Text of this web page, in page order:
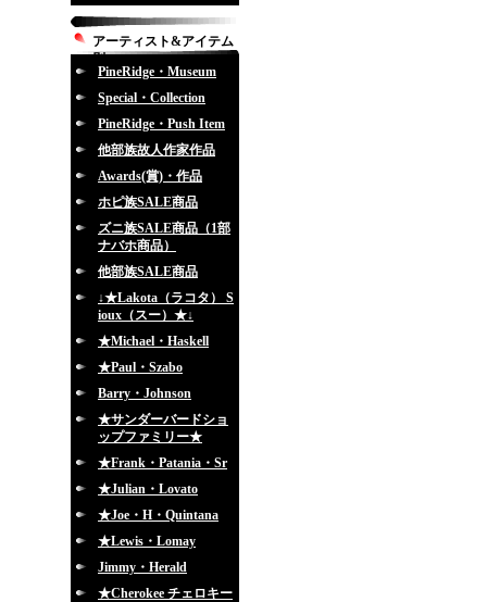
アーティスト&アイテム
別
PineRidge・Museum
Special・Collection
PineRidge・Push Item
他部族故人作家作品
Awards(賞)・作品
ホピ族SALE商品
ズニ族SALE商品（1部
ナバホ商品）
他部族SALE商品
↓★Lakota（ラコタ） S
ioux（スー）★↓
★Michael・Haskell
★Paul・Szabo
Barry・Johnson
★サンダーバードショ
ップファミリー★
★Frank・Patania・Sr
★Julian・Lovato
★Joe・H・Quintana
★Lewis・Lomay
Jimmy・Herald
★Cherokee チェロキー